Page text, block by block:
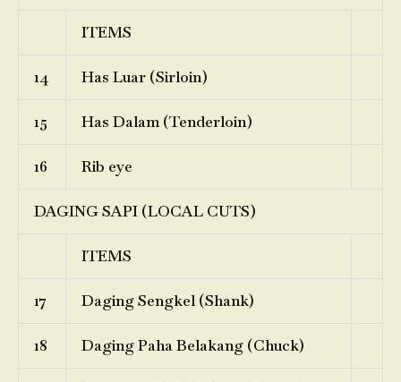
ITEMS
14 Has Luar (Sirloin)
15 Has Dalam (Tenderloin)
16 Rib eye
DAGING SAPI (LOCAL CUTS)
ITEMS
17 Daging Sengkel (Shank)
18 Daging Paha Belakang (Chuck)